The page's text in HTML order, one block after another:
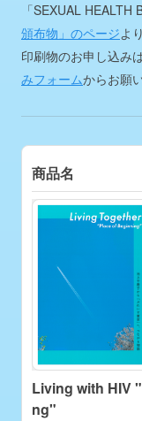
「SEXUAL
頒布物」のページよ
印刷物のお申し込み
みフォームからお願
商品名
Living with HIV
ng"